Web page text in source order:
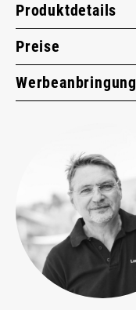
Produktdetails
Preise
Werbeanbringung